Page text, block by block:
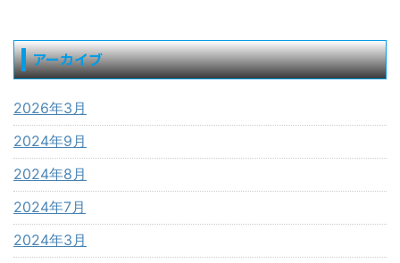
アーカイブ
2026年3月
2024年9月
2024年8月
2024年7月
2024年3月